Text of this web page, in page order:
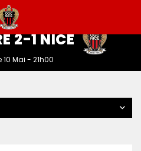
2-1 NICE
Mai - 21h00